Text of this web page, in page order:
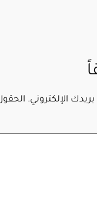
الإلكتروني.